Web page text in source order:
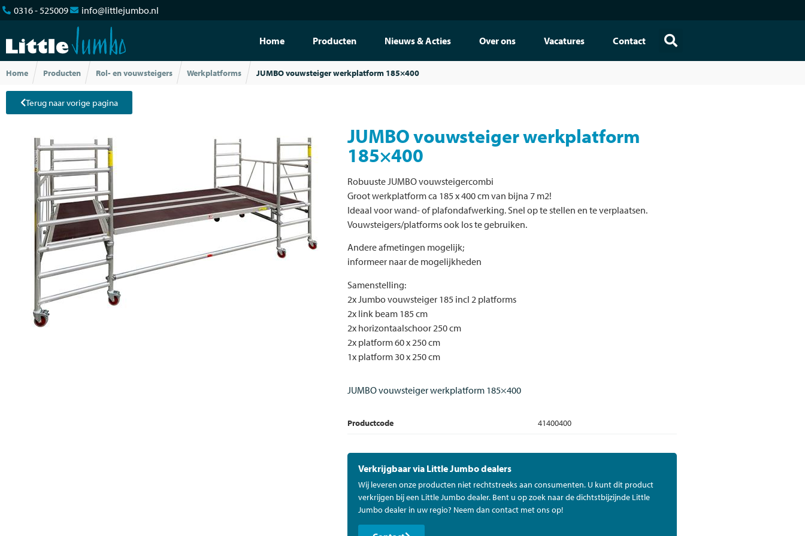
0316 - 525009 info@littlejumbo.nl
Home Producten Nieuws & Acties Over ons Vacatures Contact
Home Producten Rol- en vouwsteigers Werkplatforms JUMBO vouwsteiger werkplatform 185×400
Terug naar vorige pagina
JUMBO vouwsteiger werkplatform
185×400
Robuuste JUMBO vouwsteigercombi
Groot werkplatform ca 185 x 400 cm van bijna 7 m2!
Ideaal voor wand- of plafondafwerking. Snel op te stellen en te verplaatsen.
Vouwsteigers/platforms ook los te gebruiken.
Andere afmetingen mogelijk;
informeer naar de mogelijkheden
Samenstelling:
2x Jumbo vouwsteiger 185 incl 2 platforms
2x link beam 185 cm
2x horizontaalschoor 250 cm
2x platform 60 x 250 cm
1x platform 30 x 250 cm
JUMBO vouwsteiger werkplatform 185×400
Productcode 41400400
Verkrijgbaar via Little Jumbo dealers
Wij leveren onze producten niet rechtstreeks aan consumenten. U kunt dit product
verkrijgen bij een Little Jumbo dealer. Bent u op zoek naar de dichtstbijzijnde Little
Jumbo dealer in uw regio? Neem dan contact met ons op!